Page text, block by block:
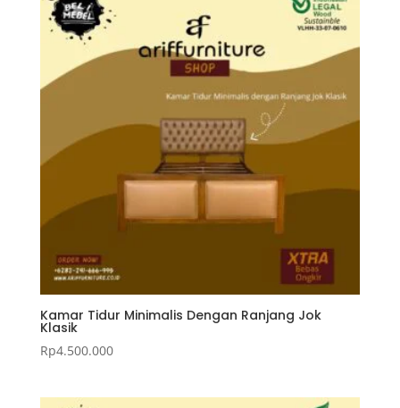
Kamar Tidur Minimalis Dengan Ranjang Jok
Klasik
Rp4.500.000